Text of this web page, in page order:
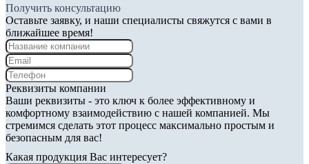
Получить консультацию
Оставьте заявку, и наши специалисты свяжутся с вами в
ближайшее время!
Реквизиты компании
Ваши реквизиты - это ключ к более эффективному и
комфортному взаимодействию с нашей компанией. Мы
стремимся сделать этот процесс максимально простым и
безопасным для вас!
Какая продукция Вас интересует?